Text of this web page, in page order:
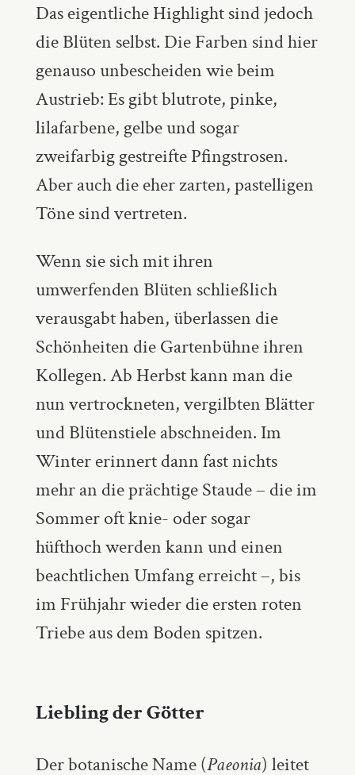
Das eigentliche Highlight sind jedoch
die Blüten selbst. Die Farben sind hier
genauso unbescheiden wie beim
Austrieb: Es gibt blutrote, pinke,
lilafarbene, gelbe und sogar
zweifarbig gestreifte Pfingstrosen.
Aber auch die eher zarten, pastelligen
Töne sind vertreten.
Wenn sie sich mit ihren
umwerfenden Blüten schließlich
verausgabt haben, überlassen die
Schönheiten die Gartenbühne ihren
Kollegen. Ab Herbst kann man die
nun vertrockneten, vergilbten Blätter
und Blütenstiele abschneiden. Im
Winter erinnert dann fast nichts
mehr an die prächtige Staude – die im
Sommer oft knie- oder sogar
hüfthoch werden kann und einen
beachtlichen Umfang erreicht –, bis
im Frühjahr wieder die ersten roten
Triebe aus dem Boden spitzen.
Liebling der Götter
Der botanische Name (Paeonia) leitet